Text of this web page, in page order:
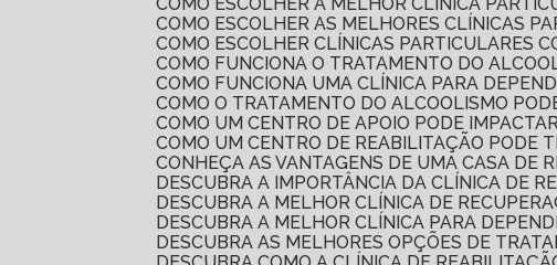
COMO ESCOLHER AS MELHORES CLÍNICAS
COMO ESCOLHER CLÍNICAS PARTICULARES
COMO FUNCIONA O TRATAMENTO DO
COMO FUNCIONA UMA CLÍNICA PARA
COMO O TRATAMENTO DO ALCOOLISMO
COMO UM CENTRO DE APOIO PODE
COMO UM CENTRO DE REABILITAÇÃO PODE
CONHEÇA AS VANTAGENS DE UMA CASA DE
DESCUBRA A IMPORTÂNCIA DA CLÍNICA DE
DESCUBRA A MELHOR CLÍNICA DE
DESCUBRA A MELHOR CLÍNICA PARA
DESCUBRA AS MELHORES OPÇÕES DE